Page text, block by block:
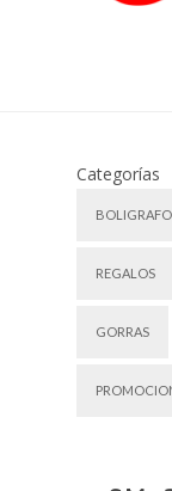
Categorías
BOLIGRAFO
REGALOS
GORRAS